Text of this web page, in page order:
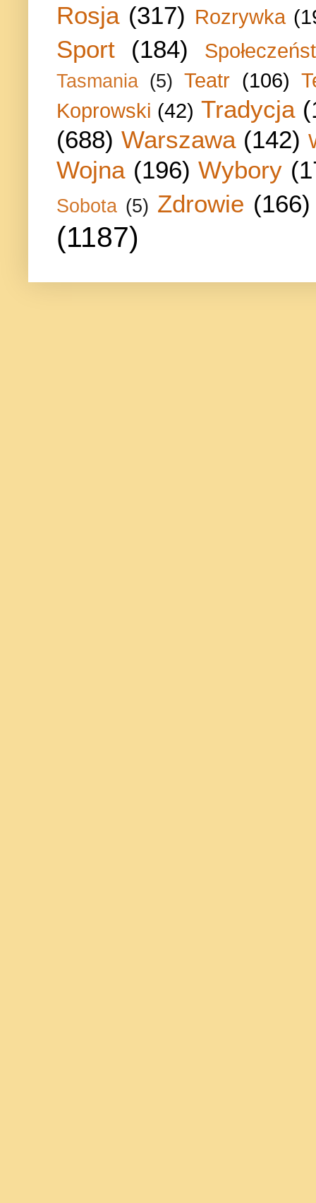
Rosja (317) Rozrywka
Sport (184)
Tasmania (5) Teatr (106)
Koprowski (42) Tradycja
(688) Warszawa (142)
Wojna (196) Wybory
Sobota (5) Zdrowie (166)
(1187)